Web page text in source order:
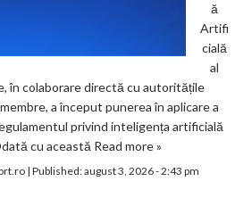
ă
Artifi
cială
al
în colaborare directă cu autoritățile
a început punerea în aplicare a
privind inteligența artificială
cu această Read more »
| Published:august 3, 2026 - 2:43 pm